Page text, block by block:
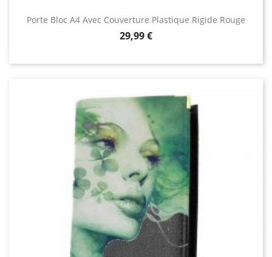
Porte Bloc A4 Avec Couverture Plastique Rigide Rouge
Prix
29,99 €